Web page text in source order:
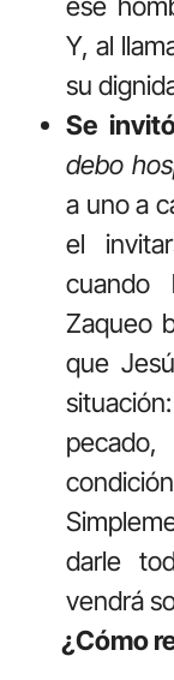
Y, al
su
Se
debo
a uno a
el
cuando
Zaqueo
que
darle
vendrá
¿Cómo